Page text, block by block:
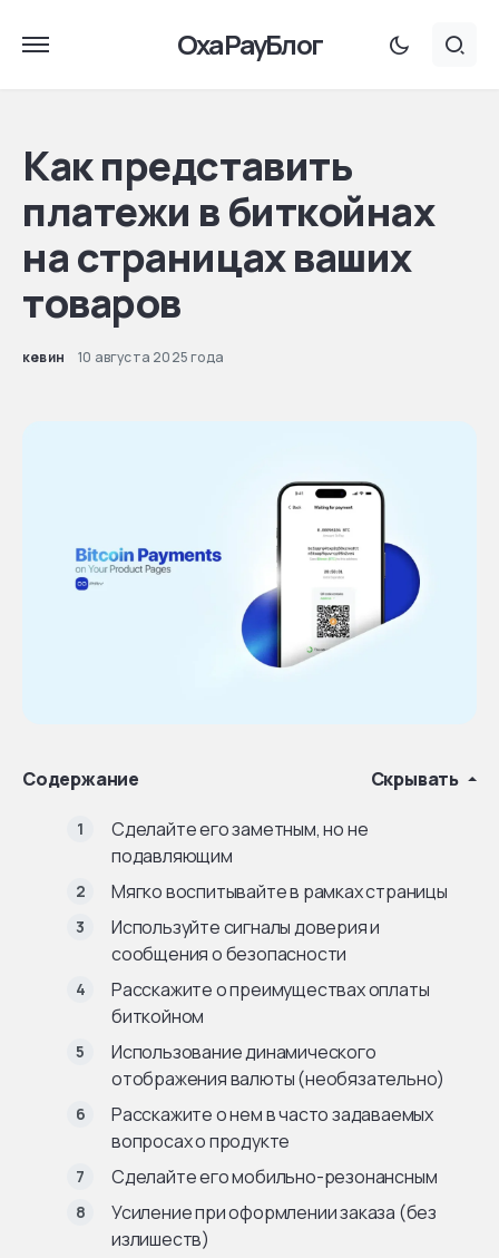
OxaPayБлог
Как представить
платежи в биткойнах
на страницах ваших
товаров
кевин 10 августа 2025 года
Содержание Скрывать
Сделайте его заметным, но не
подавляющим
Мягко воспитывайте в рамках страницы
Используйте сигналы доверия и
сообщения о безопасности
Расскажите о преимуществах оплаты
биткойном
Использование динамического
отображения валюты (необязательно)
Расскажите о нем в часто задаваемых
вопросах о продукте
Сделайте его мобильно-резонансным
Усиление при оформлении заказа (без
излишеств)